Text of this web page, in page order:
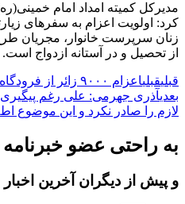
مدیرکل کمیته امداد امام
کرد: اولویت اعزام به سفرهای
زنان سرپرست خانوار، مجریان
از تحصیل و در آستانه ازدواج است.
قبلیقبلیاعزام ۹۰۰۰ زائر از فرودگاه اصفهان به عتبات عالیات
بعدیآذری جهرمی: علی رغم
لازم را صادر نکرد و این موضوع
به راحتی عضو
و پیش از دیگران آخرین